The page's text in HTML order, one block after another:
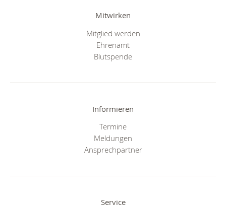
Mitwirken
Mitglied werden
Ehrenamt
Blutspende
Informieren
Termine
Meldungen
Ansprechpartner
Service